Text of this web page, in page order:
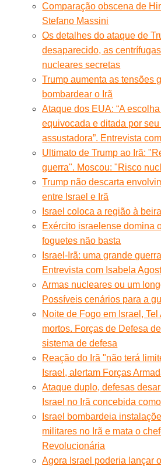
Comparação obscena de
Stefano Massini
Os detalhes do ataque de
desaparecido, as
nucleares secretas
Trump aumenta as tensões
bombardear o Irã
Ataque dos EUA: “A
equivocada e ditada por
assustadora”. Entrevista
Ultimato de Trump ao Irã:
guerra". Moscou: "Risco
Trump não descarta
entre Israel e Irã
Israel coloca a região à
Exército israelense domina
foguetes não basta
Israel-Irã: uma grande
Entrevista com Isabela
Armas nucleares ou um
Possíveis cenários para a
Noite de Fogo em Israel,
mortos. Forças de Defesa
sistema de defesa
Reação do Irã "não terá
Israel, alertam Forças
Ataque duplo, defesas
Israel no Irã concebida
Israel bombardeia
militares no Irã e mata o
Revolucionária
Agora Israel poderia lançar